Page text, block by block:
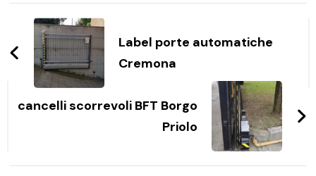
Navigazione
articoli
Label porte automatiche
Cremona
cancelli scorrevoli BFT Borgo
Priolo